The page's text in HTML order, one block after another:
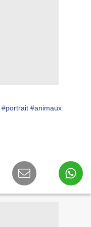
#portrait #animaux